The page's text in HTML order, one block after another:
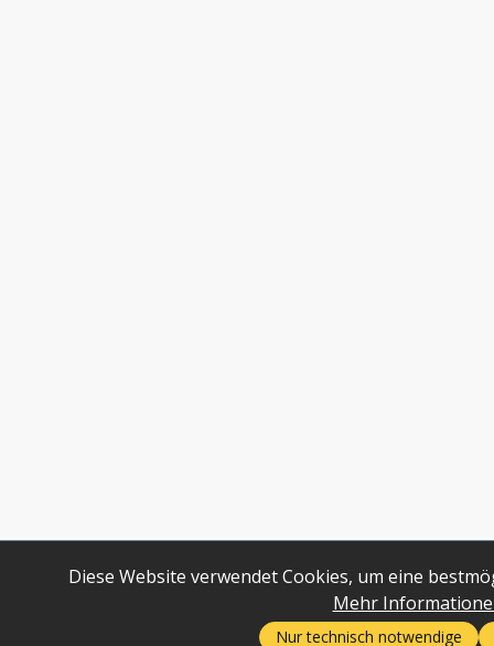
Diese Website verwendet Cookies, um eine
Mehr
Nur technisch notwendige